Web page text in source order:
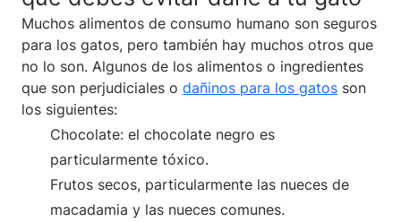
Muchos alimentos de consumo humano son seguros
para los gatos, pero también hay muchos otros que
no lo son. Algunos de los alimentos o ingredientes
que son perjudiciales o dañinos para los gatos son
los siguientes:
Chocolate: el chocolate negro es
particularmente tóxico.
Frutos secos, particularmente las nueces de
macadamia y las nueces comunes.